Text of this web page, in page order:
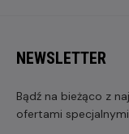
NEWSLETTER
Bądź na bieżąco z
ofertami